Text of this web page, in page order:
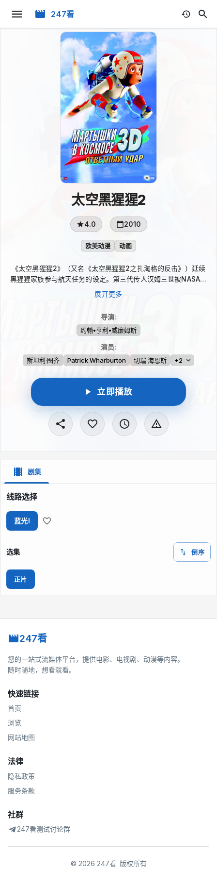
247看
太空黑猩猩2
4.0 2010
欧美动漫 动画
《太空黑猩猩2》（又名《太空黑猩猩2之扎淘格的反击》）延续
黑猩猩家族参与航天任务的设定。第三代传人汉姆三世被NASA选
中，起因是一台价值59亿元的航天探测器突然消失在浩瀚银河。为
查明真相，他与胆大心细的露娜、体格强壮的泰坦组成新的太空黑
上未知的宇宙远征。
展开更多
导演:
约翰•亨利•威廉姆斯
演员:
斯坦利·图齐 Patrick Wharburton 切瑞·海恩斯 +2
立即播放
剧集
线路选择
蓝光I
选集 倒序
正片
247看
您的一站式流媒体平台，提供电影、电视剧、动漫等内容。
随时随地，想看就看。
快速链接
首页
浏览
网站地图
法律
隐私政策
服务条款
社群
247看测试讨论群
© 2026 247看. 版权所有